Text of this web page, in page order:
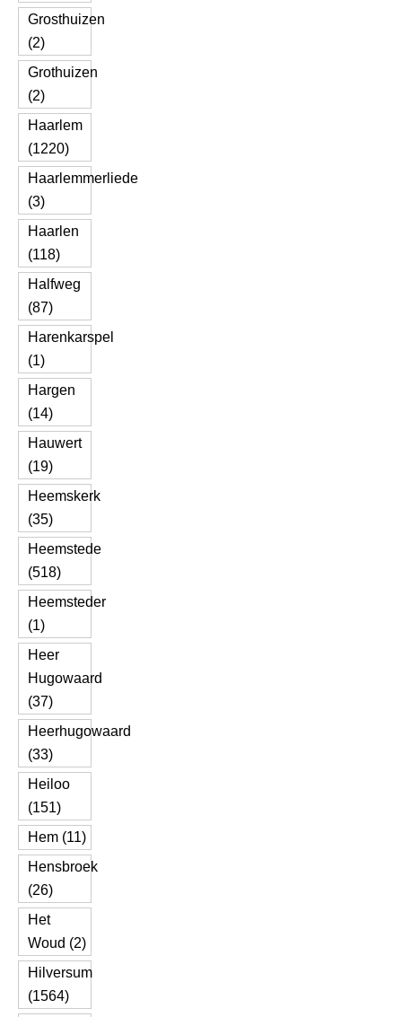
Grosthuizen
(2)
Grothuizen
(2)
Haarlem
(1220)
Haarlemmerliede
(3)
Haarlen
(118)
Halfweg
(87)
Harenkarspel
(1)
Hargen
(14)
Hauwert
(19)
Heemskerk
(35)
Heemstede
(518)
Heemsteder
(1)
Heer
Hugowaard
(37)
Heerhugowaard
(33)
Heiloo
(151)
Hem (11)
Hensbroek
(26)
Het
Woud (2)
Hilversum
(1564)